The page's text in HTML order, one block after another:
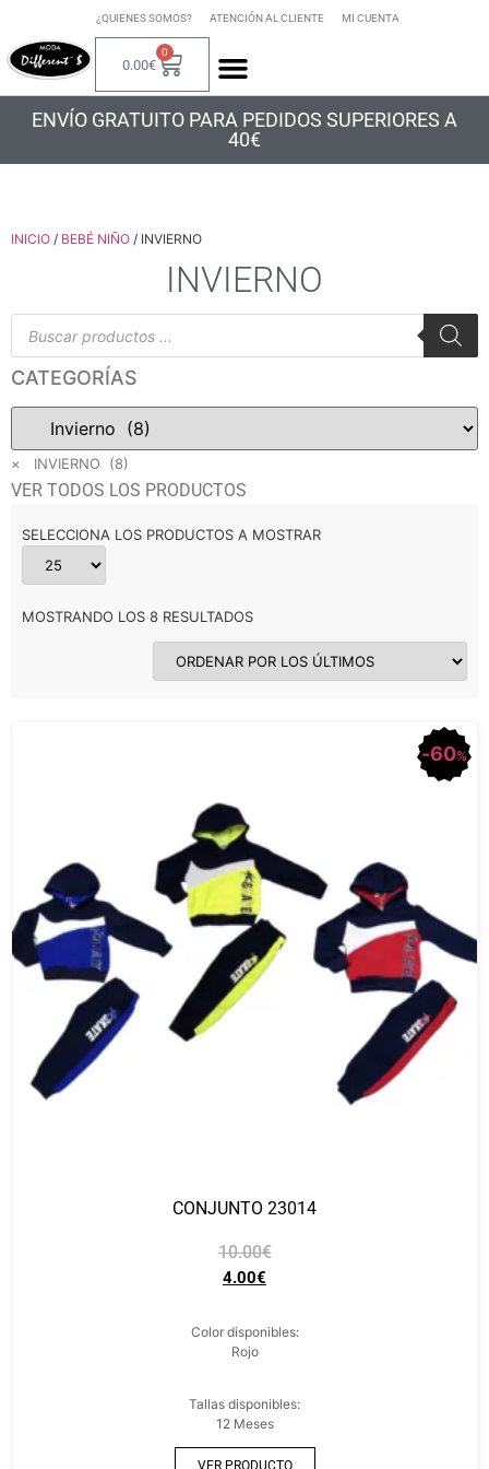
¿QUIENES SOMOS? ATENCIÓN AL CLIENTE MI CUENTA
0.00€
0
ENVÍO GRATUITO PARA PEDIDOS SUPERIORES A
40€
INICIO / BEBÉ NIÑO / INVIERNO
INVIERNO
CATEGORÍAS
× INVIERNO (8)
VER TODOS LOS PRODUCTOS
SELECCIONA LOS PRODUCTOS A MOSTRAR
MOSTRANDO LOS 8 RESULTADOS
60%
CONJUNTO 23014
10.00€
4.00€
Color disponibles:
Rojo
Tallas disponibles:
12 Meses
VER PRODUCTO